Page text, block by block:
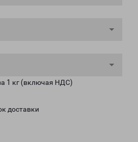
1 кг (включая НДС)
доставки